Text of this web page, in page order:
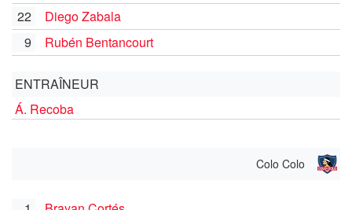
22
Diego Zabala
9
Rubén Bentancourt
ENTRAÎNEUR
Á. Recoba
Colo Colo